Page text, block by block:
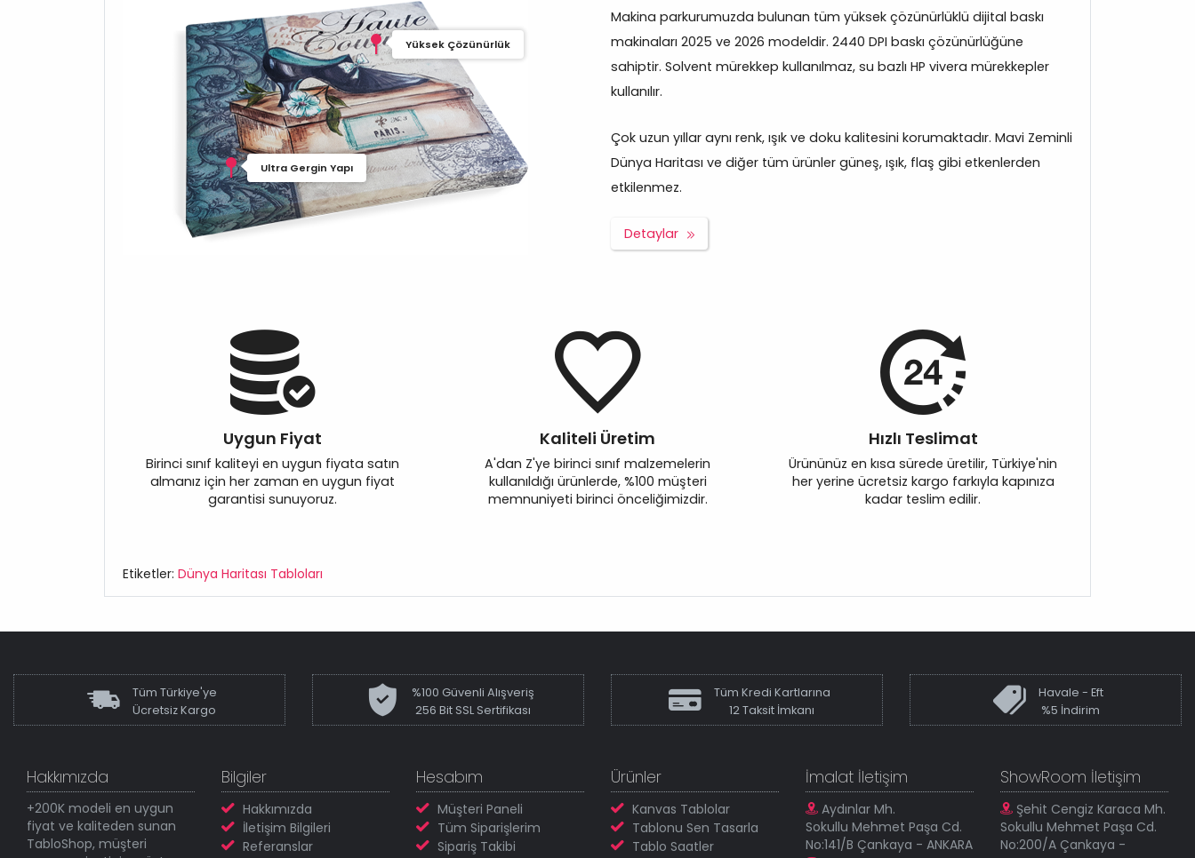
Yüksek Çözünürlük
Ultra Gergin Yapı
Makina parkurumuzda bulunan tüm yüksek çözünürlüklü dijital baskı
makinaları 2025 ve 2026 modeldir. 2440 DPI baskı çözünürlüğüne
sahiptir. Solvent mürekkep kullanılmaz, su bazlı HP vivera mürekkepler
kullanılır.
Çok uzun yıllar aynı renk, ışık ve doku kalitesini korumaktadır. Mavi Zeminli
Dünya Haritası ve diğer tüm ürünler güneş, ışık, flaş gibi etkenlerden
etkilenmez.
Detaylar
Uygun Fiyat
Birinci sınıf kaliteyi en uygun fiyata satın
almanız için her zaman en uygun fiyat
garantisi sunuyoruz.
Kaliteli Üretim
A'dan Z'ye birinci sınıf malzemelerin
kullanıldığı ürünlerde, %100 müşteri
memnuniyeti birinci önceliğimizdir.
Hızlı Teslimat
Ürününüz en kısa sürede üretilir, Türkiye'nin
her yerine ücretsiz kargo farkıyla kapınıza
kadar teslim edilir.
Etiketler: Dünya Haritası Tabloları
Tüm Türkiye'ye
Ücretsiz Kargo
%100 Güvenli Alışveriş
256 Bit SSL Sertifikası
Tüm Kredi Kartlarına
12 Taksit İmkanı
Havale - Eft
%5 İndirim
Hakkımızda
+200K modeli en uygun
fiyat ve kaliteden sunan
TabloShop, müşteri
Bilgiler
Hakkımızda
İletişim Bilgileri
Referanslar
Hesabım
Müşteri Paneli
Tüm Siparişlerim
Sipariş Takibi
Ürünler
Kanvas Tablolar
Tablonu Sen Tasarla
Tablo Saatler
İmalat İletişim
Aydınlar Mh.
Sokullu Mehmet Paşa Cd.
No:141/B Çankaya - ANKARA
ShowRoom İletişim
Şehit Cengiz Karaca Mh.
Sokullu Mehmet Paşa Cd.
No:200/A Çankaya -